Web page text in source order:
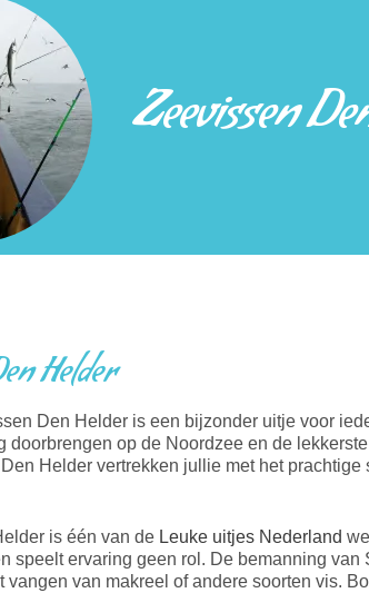
Zeevissen
Helder
Den Helder is een bijzonder uitje voor
doorbrengen op de Noordzee en de
Helder vertrekken jullie met het prachtige
is één van de Leuke uitjes Nederland
speelt ervaring geen rol. De bemanning van
vangen van makreel of andere soorten vis.